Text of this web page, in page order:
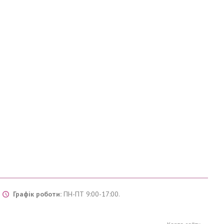
Графік роботи: ПН-ПТ 9:00-17:00.